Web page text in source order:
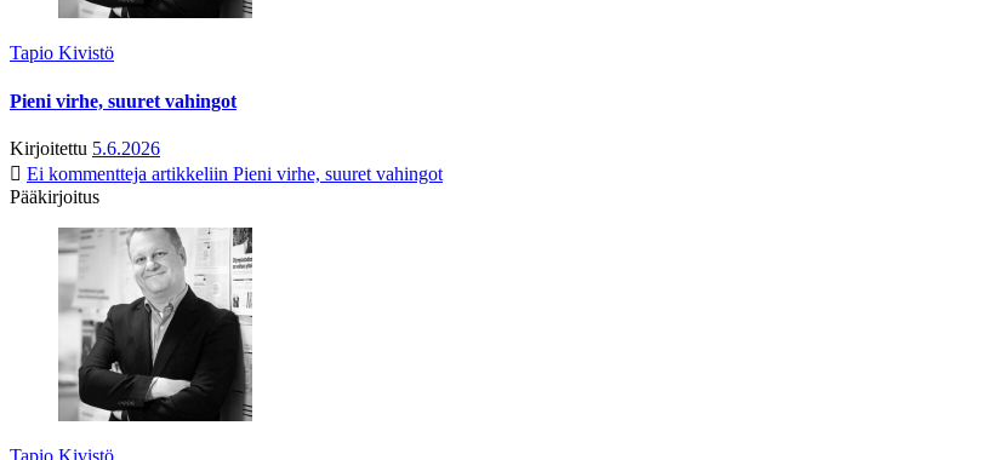
Tapio Kivistö
Pieni virhe, suuret vahingot
Kirjoitettu 5.6.2026
Ei kommentteja artikkeliin Pieni virhe, suuret vahingot
Pääkirjoitus
Tapio Kivistö